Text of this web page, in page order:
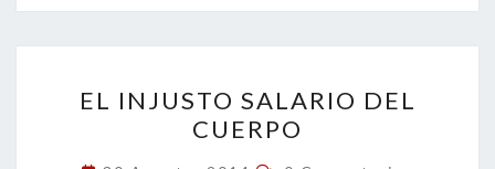
o
o
k
er dI
n
l
p
ar
tir
INJUSTO
SALARIO
EL INJUSTO SALARIO DEL
CUERPO